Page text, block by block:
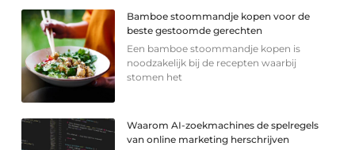
Bamboe stoommandje kopen voor de
beste gestoomde gerechten
Een bamboe stoommandje kopen is
noodzakelijk bij de recepten waarbij
stomen het
Waarom AI-zoekmachines de spelregels
van online marketing herschrijven